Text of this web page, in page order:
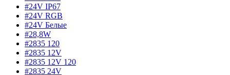
#24V IP67
#24V RGB
#24V Белые
#28,8W
#2835 120
#2835 12V
#2835 12V 120
#2835 24V